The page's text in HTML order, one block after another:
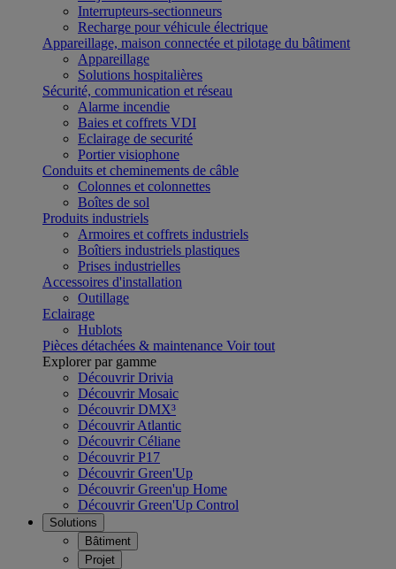
Interrupteurs-sectionneurs
Recharge pour véhicule électrique
Appareillage, maison connectée et pilotage du bâtiment
Appareillage
Solutions hospitalières
Sécurité, communication et réseau
Alarme incendie
Baies et coffrets VDI
Eclairage de securité
Portier visiophone
Conduits et cheminements de câble
Colonnes et colonnettes
Boîtes de sol
Produits industriels
Armoires et coffrets industriels
Boîtiers industriels plastiques
Prises industrielles
Accessoires d'installation
Outillage
Eclairage
Hublots
Pièces détachées & maintenance Voir tout
Explorer par gamme
Découvrir Drivia
Découvrir Mosaic
Découvrir DMX³
Découvrir Atlantic
Découvrir Céliane
Découvrir P17
Découvrir Green'Up
Découvrir Green'up Home
Découvrir Green'Up Control
Solutions
Bâtiment
Projet